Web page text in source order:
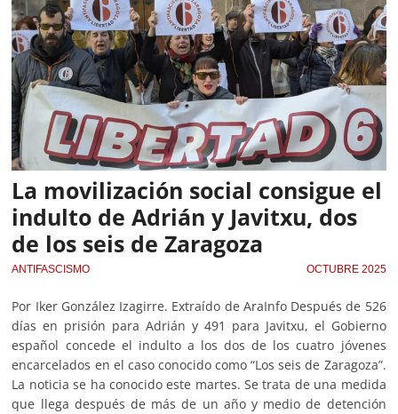
La movilización social consigue el
indulto de Adrián y Javitxu, dos
de los seis de Zaragoza
ANTIFASCISMO OCTUBRE 2025
Por Iker González Izagirre. Extraído de AraInfo Después de 526
días en prisión para Adrián y 491 para Javitxu, el Gobierno
español concede el indulto a los dos de los cuatro jóvenes
encarcelados en el caso conocido como “Los seis de Zaragoza”.
La noticia se ha conocido este martes. Se trata de una medida
que llega después de más de un año y medio de detención